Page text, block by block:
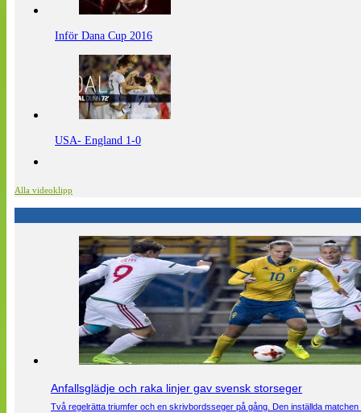
Inför Dana Cup 2016
USA- England 1-0
Alla videoklipp
Anfallsglädje och raka linjer gav svensk storseger
Två regelrätta triumfer och en skrivbordsseger på gång. Den inställda